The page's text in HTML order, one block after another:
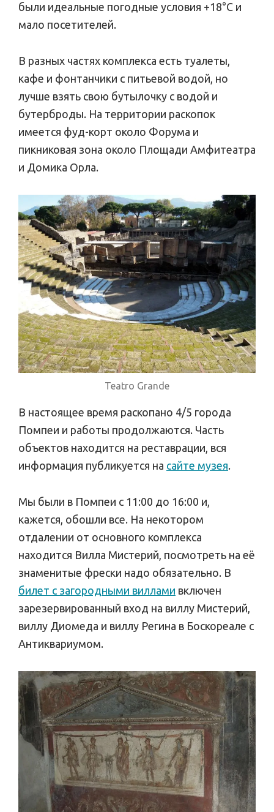
были идеальные погодные условия +18°С и
мало посетителей.
В разных частях комплекса есть туалеты,
кафе и фонтанчики с питьевой водой, но
лучше взять свою бутылочку с водой и
бутерброды. На территории раскопок
имеется фуд-корт около Форума и
пикниковая зона около Площади Амфитеатра
и Домика Орла.
Teatro Grande
В настоящее время раскопано 4/5 города
Помпеи и работы продолжаются. Часть
объектов находится на реставрации, вся
информация публикуется на сайте музея.
Мы были в Помпеи с 11:00 до 16:00 и,
кажется, обошли все. На некотором
отдалении от основного комплекса
находится Вилла Мистерий, посмотреть на её
знаменитые фрески надо обязательно. В
билет с загородными виллами включен
зарезервированный вход на виллу Мистерий,
виллу Диомеда и виллу Регина в Боскореале с
Антиквариумом.